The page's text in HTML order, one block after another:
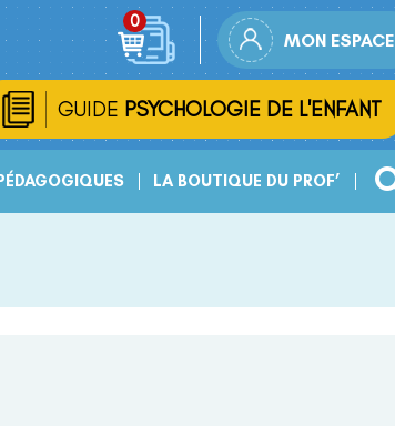
MON ESPACE
GUIDE PSYCHOLOGIE DE L'ENFANT
LA BOUTIQUE DU PROF’